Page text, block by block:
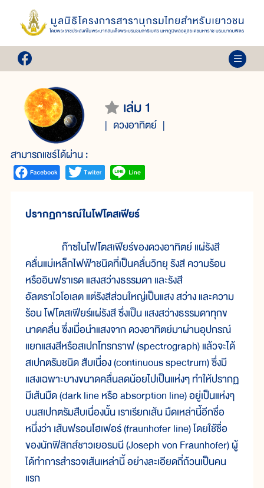
เล่ม 1
ดวงอาทิตย์
สามารถแชร์ได้ผ่าน :
ปรากฏการณ์ในโฟโตสเฟียร์
ก๊าซในโฟโตสเฟียร์ของดวงอาทิตย์ แผ่รังสี
คลื่นแม่เหล็กไฟฟ้าชนิดที่เป็นคลื่นวิทยุ รังสี ความร้อน
หรืออินฟราเรด แสงสว่างธรรมดา และรังสี
อัลตราไวโอเลต แต่รังสีส่วนใหญ่เป็นแสง สว่าง และความ
ร้อน โฟโตสเฟียร์แผ่รังสี ซึ่งเป็น แสงสว่างธรรมดาทุกข
นาดคลื่น ซึ่งเมื่อนำแสงจาก ดวงอาทิตย์มาผ่านอุปกรณ์
แยกแสงสีหรือสเปกโทรกราฟ (spectrograph) แล้วจะได้
สเปกตรัมชนิด สืบเนื่อง (continuous spectrum) ซึ่งมี
แสงเฉพาะบางขนาดคลื่นลดน้อยไปเป็นแห่งๆ ทำให้ปรากฏ
มีเส้นมืด (dark line หรือ absorption line) อยู่เป็นแห่งๆ
บนสเปกตรัมสืบเนื่องนั้น เราเรียกเส้น มืดเหล่านี้อีกชื่อ
หนึ่งว่า เส้นฟรอนโฮเฟอร์ (fraunhofer line) โดยใช้ชื่อ
ของนักฟิสิกส์ชาวเยอรมนี (Joseph von Fraunhofer) ผู้
ได้ทำการสำรวจเส้นเหล่านี้ อย่างละเอียดถี่ถ้วนเป็นคน
แรก